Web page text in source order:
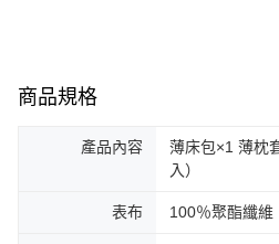
商品規格
產品內容
薄床包×1 薄枕
入）
表布 100％聚酯纖維